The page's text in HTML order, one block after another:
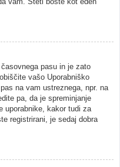
pasu in je zato
vašo Uporabniško
na vam ustreznega, npr. na
pa, da je spreminjanje
uporabnike, kakor tudi za
registrirani, je sedaj dobra